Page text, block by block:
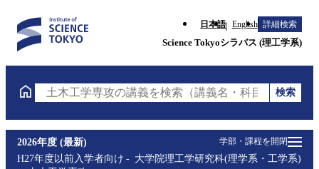
日本語 English 詳細検索
Science Tokyoシラバス (理工学系)
土木工学専攻の講義を検索（講義名・科目コード・担
検索
学部・課程を開閉
2026年度 (最新)
H27年度以前入学者向け
大学院理工学研究科(理学系・工学系)